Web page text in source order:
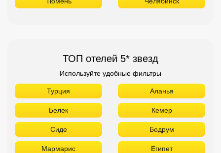
ТОП отелей 5* звезд
Используйте удобные фильтры
Турция Аланья
Белек Кемер
Сиде Бодрум
Мармарис Египет